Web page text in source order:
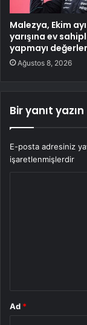
Malezya, Ekim
yarışına ev
yapmayı
Ağustos 8, 2026
Bir yanıt yazın
E-posta adresiniz
işaretlenmişlerdir
Ad *